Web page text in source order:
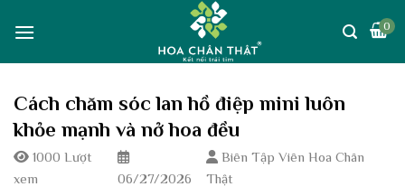
0
Cách chăm sóc lan hồ điệp mini luôn
khỏe mạnh và nở hoa đều
1000 Lượt
xem
06/27/2026
Biên Tập Viên Hoa Chân
Thật